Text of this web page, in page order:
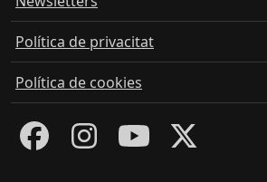
Política de privacitat
Política de cookies